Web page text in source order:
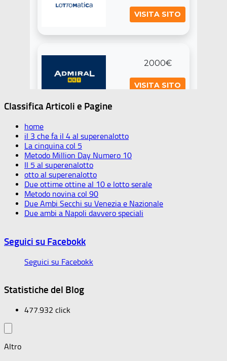
Classifica Articoli e Pagine
home
il 3 che fa il 4 al superenalotto
La cinquina col 5
Metodo Million Day Numero 10
Il 5 al superenalotto
otto al superenalotto
Due ottime ottine al 10 e lotto serale
Metodo novina col 90
Due Ambi Secchi su Venezia e Nazionale
Due ambi a Napoli davvero speciali
Seguici su Facebokk
Seguici su Facebokk
Statistiche del Blog
477.932 click
Altro